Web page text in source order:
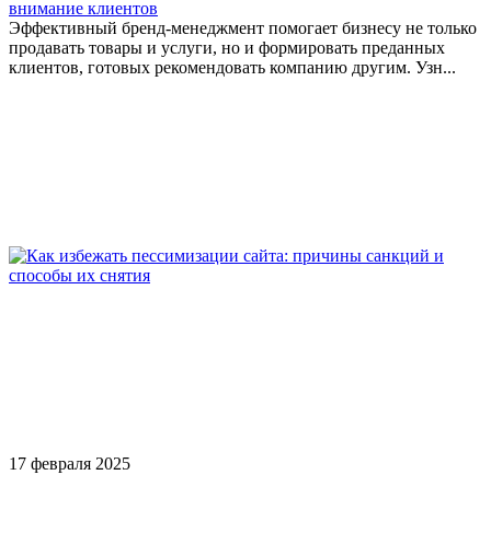
внимание клиентов
Эффективный бренд-менеджмент помогает бизнесу не только
продавать товары и услуги, но и формировать преданных
клиентов, готовых рекомендовать компанию другим. Узн...
17 февраля 2025